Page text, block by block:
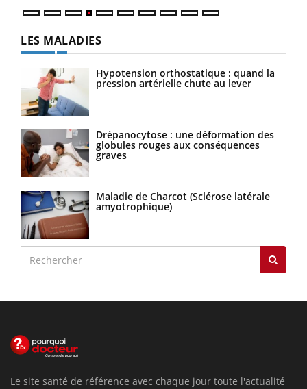
LES MALADIES
Hypotension orthostatique : quand la
pression artérielle chute au lever
Drépanocytose : une déformation des
globules rouges aux conséquences
graves
Maladie de Charcot (Sclérose latérale
amyotrophique)
Le site santé de référence avec chaque jour toute l'actualité